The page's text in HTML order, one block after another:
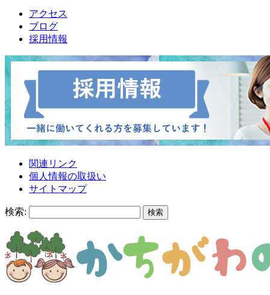
アクセス
ブログ
採用情報
関連リンク
個人情報の取扱い
サイトマップ
検索: